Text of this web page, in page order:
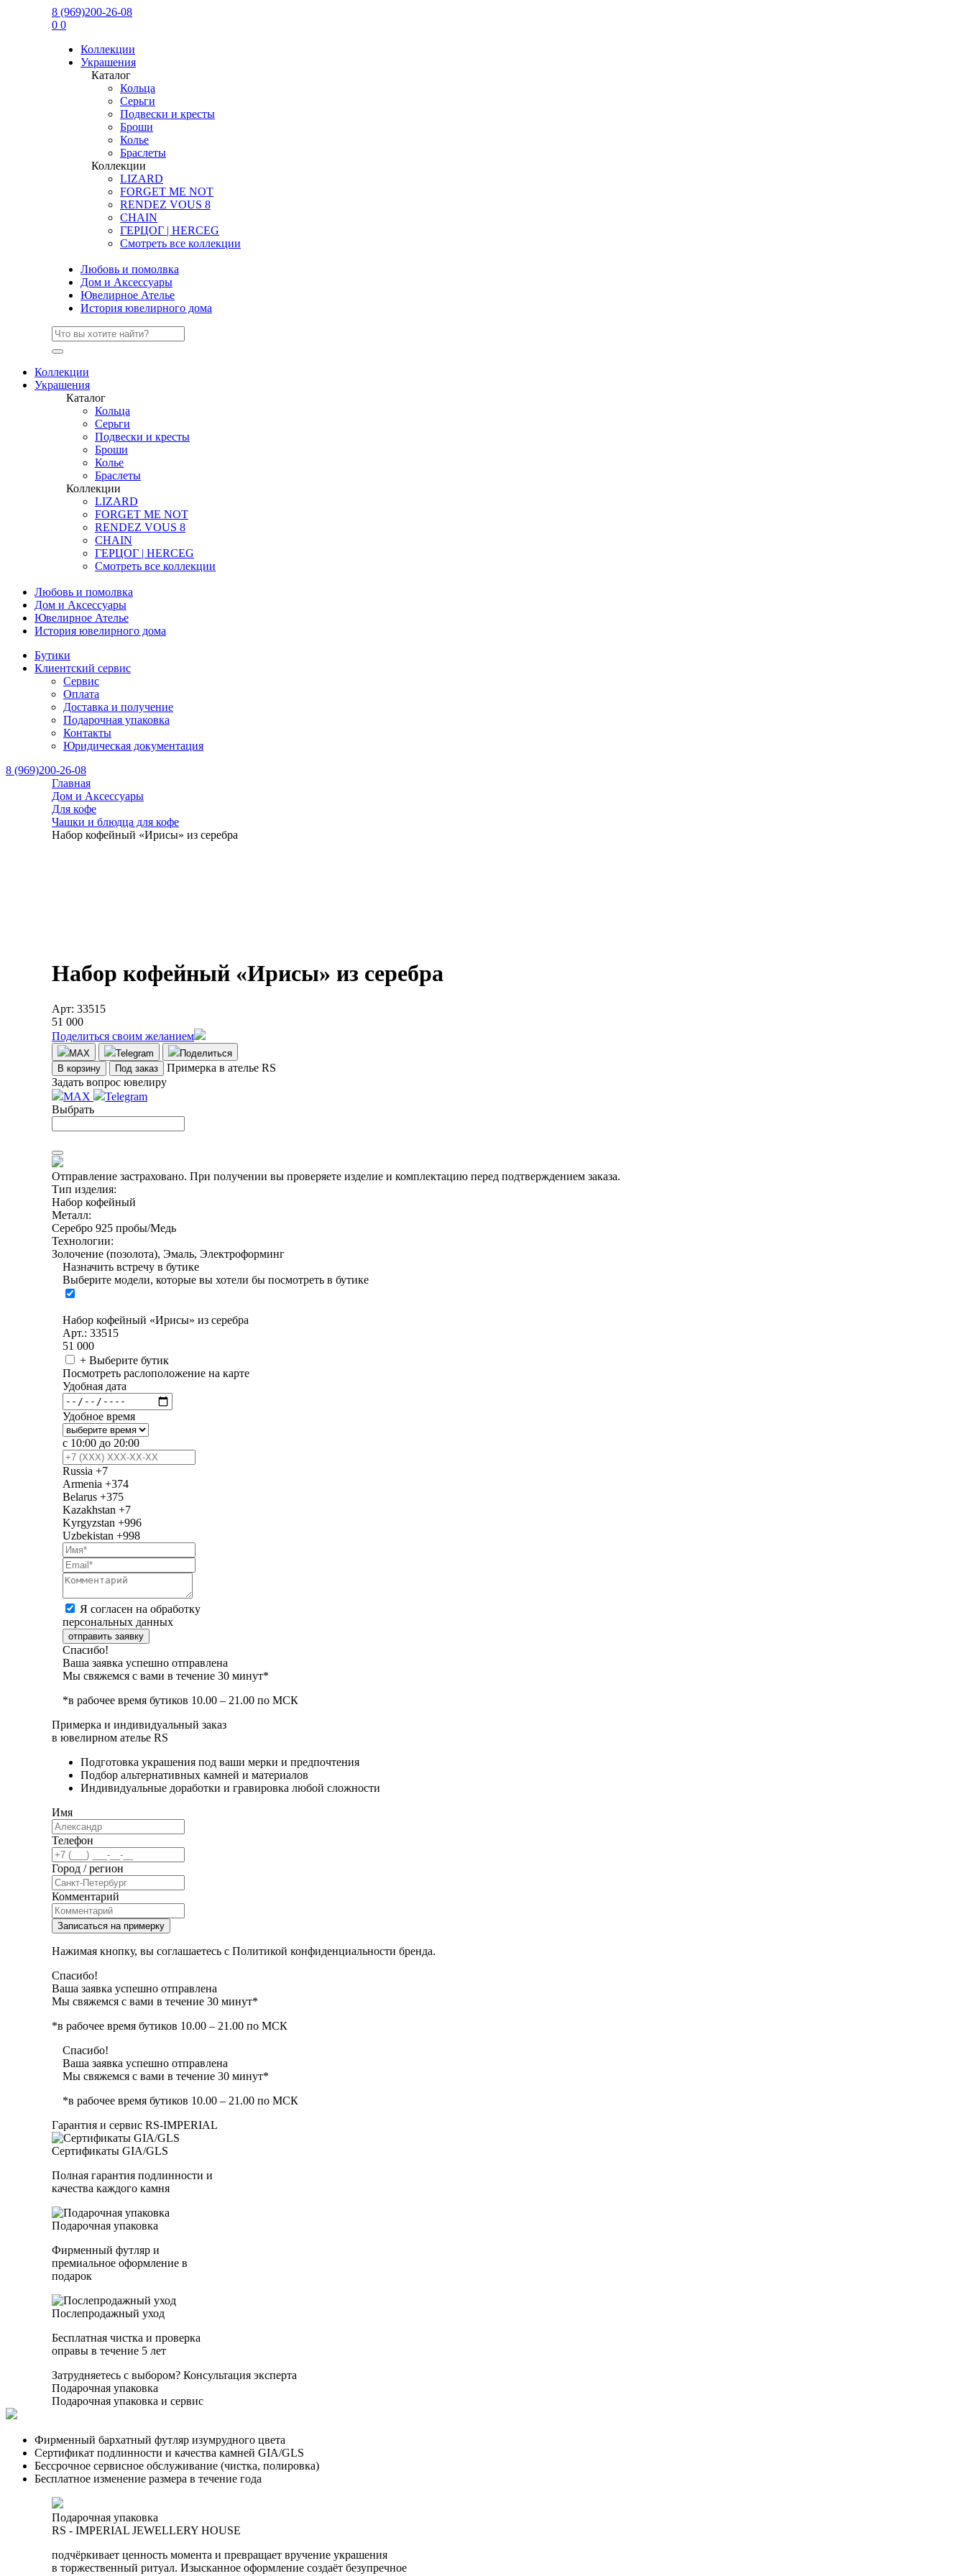
8 (969)200-26-08
0 0
Коллекции
Украшения
Каталог
Кольца
Серьги
Подвески и кресты
Броши
Колье
Браслеты
Коллекции
LIZARD
FORGET ME NOT
RENDEZ VOUS 8
CHAIN
ГЕРЦОГ | HERCEG
Смотреть все коллекции
Любовь и помолвка
Дом и Аксессуары
Ювелирное Ателье
История ювелирного дома
Коллекции
Украшения
Каталог
Кольца
Серьги
Подвески и кресты
Броши
Колье
Браслеты
Коллекции
LIZARD
FORGET ME NOT
RENDEZ VOUS 8
CHAIN
ГЕРЦОГ | HERCEG
Смотреть все коллекции
Любовь и помолвка
Дом и Аксессуары
Ювелирное Ателье
История ювелирного дома
Бутики
Клиентский сервис
Сервис
Оплата
Доставка и получение
Подарочная упаковка
Контакты
Юридическая документация
8 (969)200-26-08
Главная
Дом и Аксессуары
Для кофе
Чашки и блюдца для кофе
Набор кофейный «Ирисы» из серебра
Набор кофейный «Ирисы» из серебра
Арт: 33515
51 000
Поделиться своим желанием
MAX Telegram
Поделиться
В корзину
Под заказ
Примерка в ателье RS
Задать вопрос ювелиру
MAX
Telegram
Выбрать
Отправление застраховано. При получении вы проверяете изделие и комплектацию перед подтверждением заказа.
Тип изделия:
Набор кофейный
Металл:
Серебро 925 пробы/Медь
Технологии:
Золочение (позолота), Эмаль, Электроформинг
Назначить встречу в бутике
Выберите модели, которые вы хотели бы посмотреть в бутике
Набор кофейный «Ирисы» из серебра
Арт.: 33515
51 000
+ Выберите бутик
Посмотреть раслоположение на карте
Удобная дата
Удобное время
с 10:00 до 20:00
Russia +7
Armenia +374
Belarus +375
Kazakhstan +7
Kyrgyzstan +996
Uzbekistan +998
Я согласен на обработку
персональных данных
отправить заявку
Спасибо!
Ваша заявка успешно отправлена
Мы свяжемся с вами в течение 30 минут*
*в рабочее время бутиков 10.00 – 21.00 по МСК
Примерка и индивидуальный заказ
в ювелирном ателье RS
Подготовка украшения под ваши мерки и предпочтения
Подбор альтернативных камней и материалов
Индивидуальные доработки и гравировка любой сложности
Имя
Телефон
Город / регион
Комментарий
Записаться на примерку
Нажимая кнопку, вы соглашаетесь с Политикой конфиденциальности бренда.
Спасибо!
Ваша заявка успешно отправлена
Мы свяжемся с вами в течение 30 минут*
*в рабочее время бутиков 10.00 – 21.00 по МСК
Спасибо!
Ваша заявка успешно отправлена
Мы свяжемся с вами в течение 30 минут*
*в рабочее время бутиков 10.00 – 21.00 по МСК
Гарантия и сервис RS‑IMPERIAL
Сертификаты GIA/GLS
Полная гарантия подлинности и
качества каждого камня
Подарочная упаковка
Фирменный футляр и
премиальное оформление в
подарок
Послепродажный уход
Бесплатная чистка и проверка
оправы в течение 5 лет
Затрудняетесь с выбором? Консультация эксперта
Подарочная упаковка
Подарочная упаковка и сервис
Фирменный бархатный футляр изумрудного цвета
Сертификат подлинности и качества камней GIA/GLS
Бессрочное сервисное обслуживание (чистка, полировка)
Бесплатное изменение размера в течение года
Подарочная упаковка
RS - IMPERIAL JEWELLERY HOUSE
подчёркивает ценность момента и превращает вручение украшения
в торжественный ритуал. Изысканное оформление создаёт безупречное